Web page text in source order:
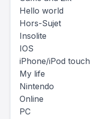
Hello world
Hors-Sujet
Insolite
IOS
iPhone/iPod touch
My life
Nintendo
Online
PC